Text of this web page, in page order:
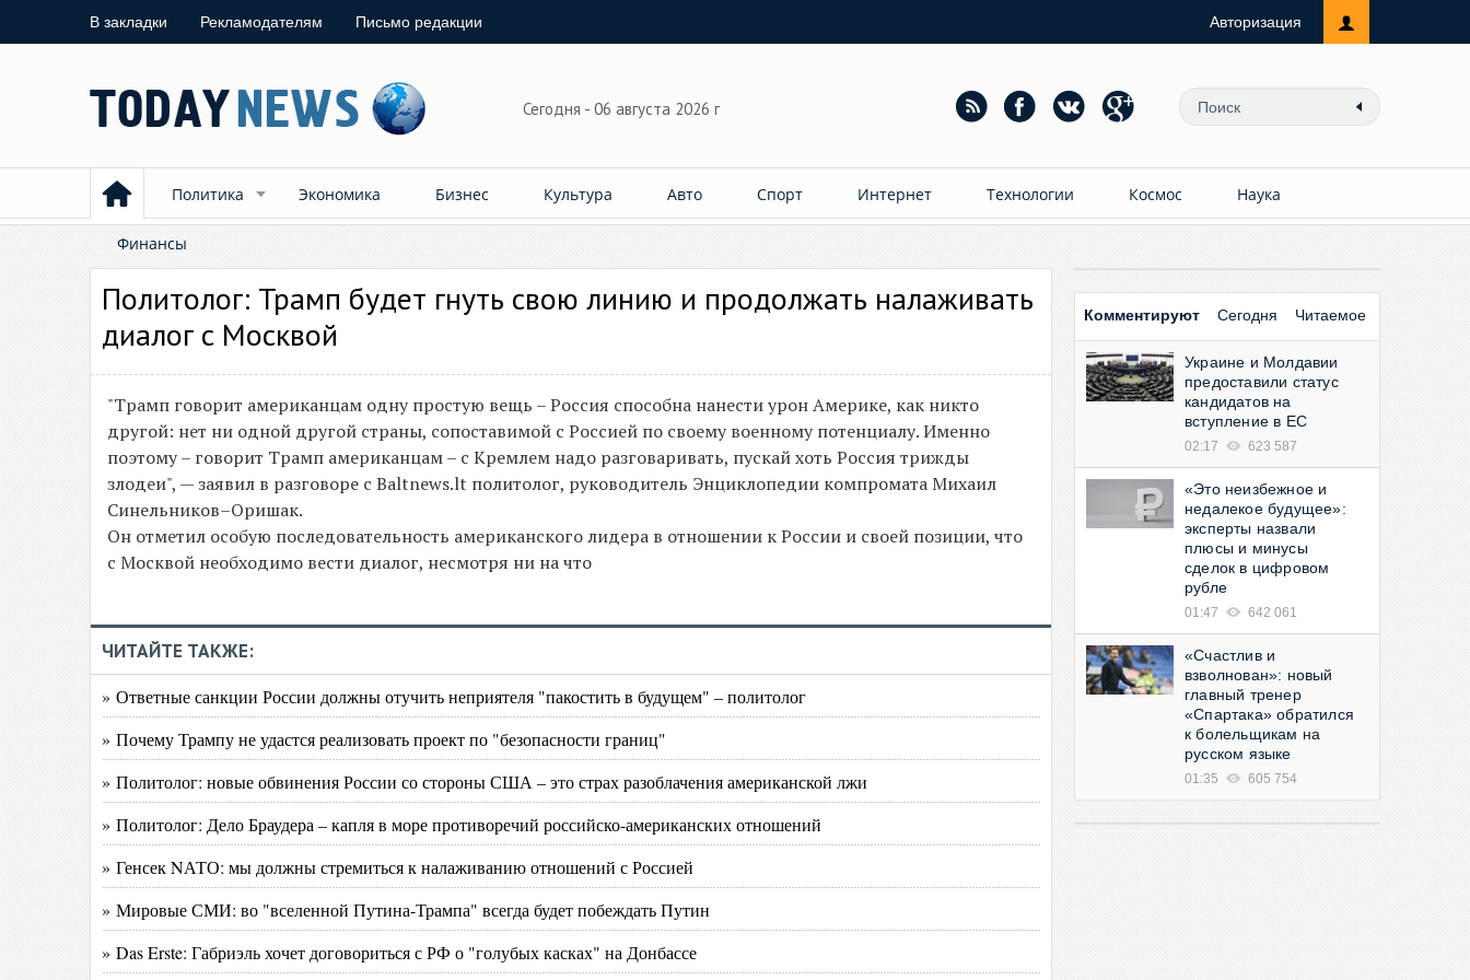
В закладки Рекламодателям Письмо редакции Авторизация
Сегодня - 06 августа 2026 г
Политика Экономика Бизнес Культура Авто Спорт Интернет Технологии Космос Наука
Финансы
Политолог: Трамп будет гнуть свою линию и продолжать налаживать
диалог с Москвой
"Трамп говорит американцам одну простую вещь – Россия способна нанести урон Америке, как никто
другой: нет ни одной другой страны, сопоставимой с Россией по своему военному потенциалу. Именно
поэтому – говорит Трамп американцам – с Кремлем надо разговаривать, пускай хоть Россия трижды
злодеи", — заявил в разговоре с Baltnews.lt политолог, руководитель Энциклопедии компромата Михаил
Синельников–Оришак.
Он отметил особую последовательность американского лидера в отношении к России и своей позиции, что
с Москвой необходимо вести диалог, несмотря ни на что
ЧИТАЙТЕ ТАКЖЕ:
» Ответные санкции России должны отучить неприятеля "пакостить в будущем" – политолог
» Почему Трампу не удастся реализовать проект по "безопасности границ"
» Политолог: новые обвинения России со стороны США – это страх разоблачения американской лжи
» Политолог: Дело Браудера – капля в море противоречий российско-американских отношений
» Генсек NАТО: мы должны стремиться к налаживанию отношений с Россией
» Мировые СМИ: во "вселенной Путина-Трампа" всегда будет побеждать Путин
» Das Erste: Габриэль хочет договориться с РФ о "голубых касках" на Донбассе
Комментируют Сегодня Читаемое
Украине и Молдавии
предоставили статус
кандидатов на
вступление в ЕС
02:17 623 587
«Это неизбежное и
недалекое будущее»:
эксперты назвали
плюсы и минусы
сделок в цифровом
рубле
01:47 642 061
«Счастлив и
взволнован»: новый
главный тренер
«Спартака» обратился
к болельщикам на
русском языке
01:35 605 754